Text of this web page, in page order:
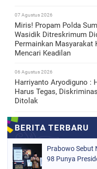
07 Agustus 2026
Miris! Propam Polda
Wasidik Ditreskrimum
Permainkan Masyarakat
Mencari Keadilan
06 Agustus 2026
Harriyanto Aryodiguno :
Harus Tegas,
Ditolak
Prabowo Sebut
98 Punya